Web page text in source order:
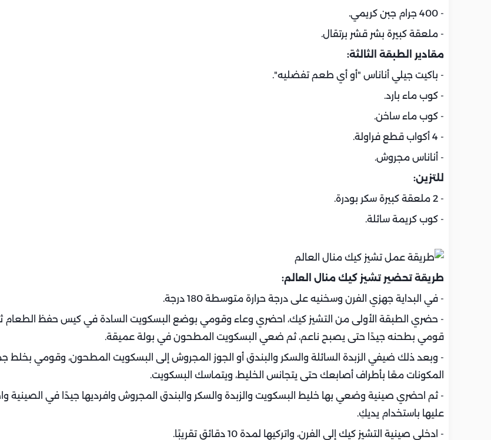
- 400 جرام جبن كريمي.
- ملعقة كبيرة بشر قشر برتقال.
مقادير الطبقة الثالثة:
- باكيت جيلي أناناس "أو أي طعم تفضليه".
- كوب ماء بارد.
- كوب ماء ساخن.
- 4 أكواب قطع فراولة.
- أناناس مجروش.
للتزين:
- 2 ملعقة كبيرة سكر بودرة.
- كوب كريمة سائلة.
طريقة تحضير تشيز كيك منال العالم:
- في البداية جهزي الفرن وسخنيه على درجة حرارة متوسطة 180 درجة.
- حضري الطبقة الأولى من التشيز كيك، احضري وعاء وقومي بوضع البسكويت السادة في كيس حفظ الطعام
قومي بطحنه جيدًا حتى يصبح ناعم، ثم ضعي البسكويت المطحون في بولة عميقة.
- وبعد ذلك ضيفي الزبدة السائلة والسكر والبندق أو الجوز المجروش إلى البسكويت المطحون، وقومي بخلط
المكونات معًا بأطراف أصابعك حتى يتجانس الخليط، ويتماسك البسكويت.
- ثم احضري صينية وضعي بها خليط البسكويت والزبدة والسكر والبندق المجروش وافرديها جيدًا في
عليها باستخدام يديكِ.
- ادخلي صينية التشيز كيك إلى الفرن، واتركيها لمدة 10 دقائق تقريبًا.